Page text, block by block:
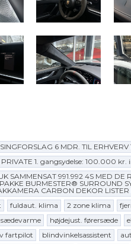
6 MDR. TIL
1. gangsydelse: 100.000
991.992 4S MED DE
BURMESTER® SURROUND
CARBON DEKOR
fuldaut. klima 2 zone klima
sædevarme højdejust. førersæde
fartpilot blindvinkelsassistent